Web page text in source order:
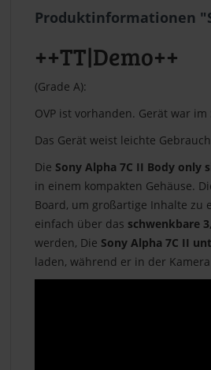
Produktinformationen
++TT|Demo++
(Grade A):
OVP ist vorhanden. Gerät war
Das Gerät weist leichte
Die Sony Alpha 7C II Body only
in einem kompakten Gehäuse.
Board, um großartige Inhalte zu
einfach über das schwenkbare
werden, Die Sony Alpha 7C II
laden, während er in der